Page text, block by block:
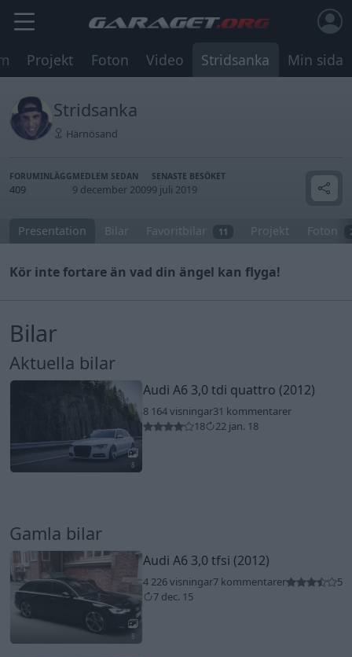
Projekt Foton Video Stridsanka Min sida
Stridsanka
Härnösand
FORUMINLÄGG
409
MEDLEM SEDAN
9 december 2009
SENASTE BESÖKET
9 juli 2019
Presentation Bilar Favoritbilar 11 Projekt Foton
Kör inte fortare än vad din ängel kan flyga!
Bilar
Aktuella bilar
8
Audi A6 3,0 tdi quattro (2012)
8 164 visningar31 kommentarer
18
22 jan. 18
Gamla bilar
8
Audi A6 3,0 tfsi (2012)
4 226 visningar7 kommentarer
5
7 dec. 15